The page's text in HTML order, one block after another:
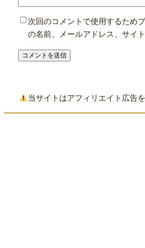
次回のコメントで使用するため
の名前、メールアドレス、サイト
当サイトはアフィリエイト広告